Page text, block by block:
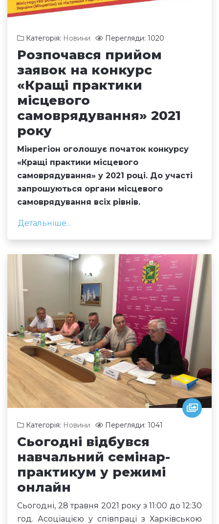
Категорія: Новини Перегляди: 1020
Розпочався прийом
заявок на конкурс
«Кращі практики
місцевого
самоврядування» 2021
року
Мінрегіон оголошує початок конкурсу
«Кращі практики місцевого
самоврядування» у 2021 році. До участі
запрошуються органи місцевого
самоврядування всіх рівнів.
Детальніше...
Категорія: Новини Перегляди: 1041
Сьогодні відбувся
навчальний семінар-
практикум у режимі
онлайн
Сьогодні, 28 травня 2021 року з 11:00 до 12:30
год. Асоціацією у співпраці з Харківською